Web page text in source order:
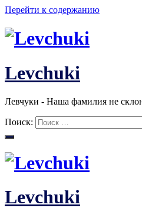
Перейти к содержанию
Levchuki
Левчуки - Наша фамилия не
Поиск:
Levchuki